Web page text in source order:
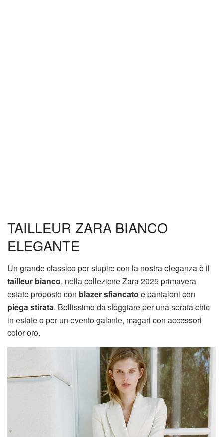
TAILLEUR ZARA BIANCO
ELEGANTE
Un grande classico per stupire con la nostra eleganza è il
tailleur bianco, nella collezione Zara 2025 primavera
estate proposto con blazer sfiancato e pantaloni con
piega stirata. Bellissimo da sfoggiare per una serata chic
in estate o per un evento galante, magari con accessori
color oro.